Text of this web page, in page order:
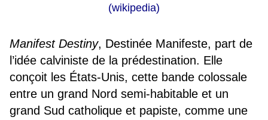
(wikipedia)
Manifest Destiny, Destinée Manifeste, part de
l’idée calviniste de la prédestination. Elle
conçoit les États-Unis, cette bande colossale
entre un grand Nord semi-habitable et un
grand Sud catholique et papiste, comme une